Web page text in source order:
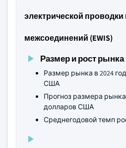
электрической проводки
межсоединений (EWIS)
Размер и рост рынка
Размер рынка в 2024
США
Прогноз размера рынка
долларов США
Среднегодовой темп